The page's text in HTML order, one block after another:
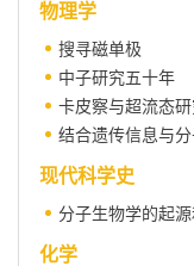
物理学
搜寻磁单极
中子研究五十年
卡皮察与超流态研
结合遗传信息与
现代科学史
分子生物学的起源
化学